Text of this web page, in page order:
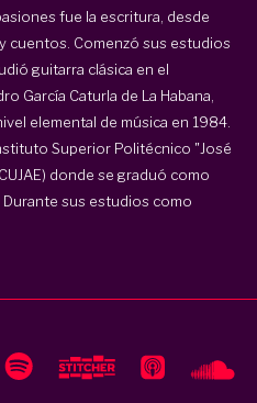
fue la escritura, desde
cuentos. Comenzó sus estudios
guitarra clásica en el
García Caturla de La Habana,
elemental de música en 1984.
Superior Politécnico "José
donde se graduó como
sus estudios como